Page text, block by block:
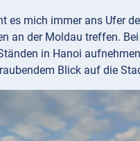
es mich immer ans Ufer
an der Moldau treffen.
in Hanoi
Blick auf die